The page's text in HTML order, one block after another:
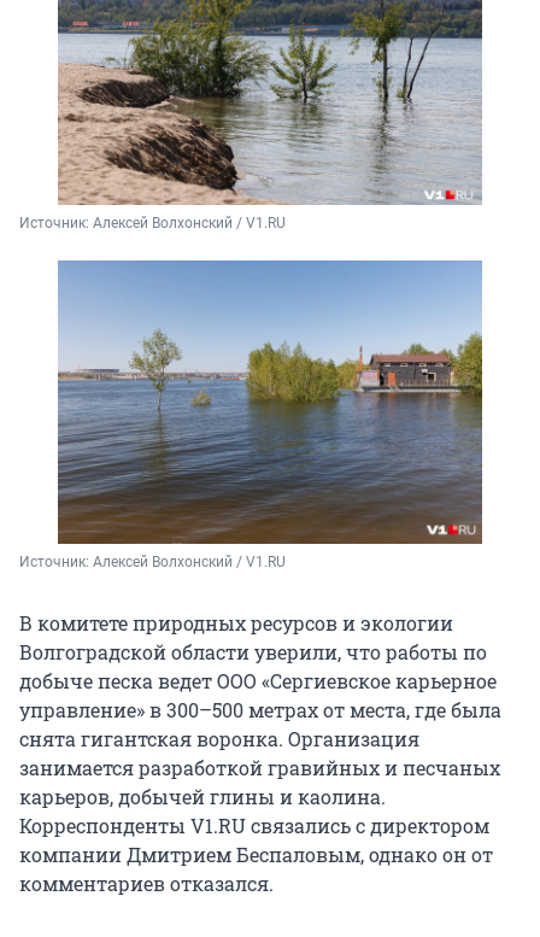
Источник: Алексей Волхонский / V1.RU
Источник: Алексей Волхонский / V1.RU
В комитете природных ресурсов и экологии
Волгоградской области уверили, что работы по
добыче песка ведет ООО «Сергиевское карьерное
управление» в300–500 метрахот места, где была
снята гигантская воронка. Организация
занимается разработкой гравийных и песчаных
карьеров, добычей глины и каолина.
Корреспонденты V1.RU связались с директором
компании Дмитрием Беспаловым, однако он от
комментариев отказался.